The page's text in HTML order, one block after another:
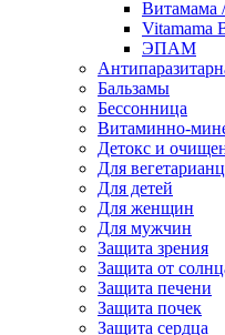
Витамама
Vitamama
ЭПАМ
Бальзамы
Бессонница
Витаминно-
Детокс и
Для
Для детей
Для женщин
Для мужчин
Защита зрения
Защита от
Защита печени
Защита почек
Защита сердца